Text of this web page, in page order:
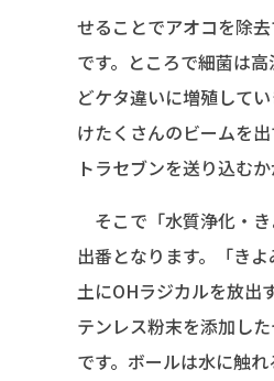
せることでアオコを除
です。ところで細菌は
どケタ違いに増殖して
けたくさんのビームを
トラセブンを送り込むか
そこで「水質浄化・
出番となります。「き
土にOHラジカルを放出
テンレス粉末を添加し
です。ボールは水に触